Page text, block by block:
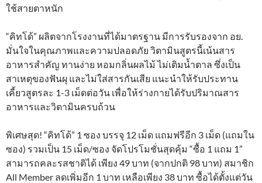
ใช้สายตาหนัก
“คิทโด้” ผลิตจากโรงงานที่ได้มาตรฐาน มีการรับรองจาก อย.
มั่นใจในคุณภาพและความปลอดภัย วิตามินสูตรนี้เน้นสาร
อาหารสำคัญ ทานง่าย หอมกลิ่นผลไม้ ไม่เติมน้ำตาล ซึ่งเป็น
สาเหตุของฟันผุ และไม่ใส่สารกันเสีย แนะนำให้รับประทาน
เคี้ยวสูตรละ 1-3 เม็ดต่อวัน เพื่อให้ร่างกายได้รับปริมาณสาร
อาหารและวิตามินครบถ้วน
พิเศษสุด! “คิทโด้” 1 ซอง บรรจุ 12 เม็ด แถมฟรีอีก 3 เม็ด (แถมใน
ซอง) รวมเป็น 15 เม็ด/ซอง จัดโปรโมชั่นสุดคุ้ม “ซื้อ 1 แถม 1”
สามารถคละรสชาติได้ เพียง 49 บาท (จากปกติ 98 บาท) สมาชิก
All Member ลดเพิ่มอีก 1 บาท เหลือเพียง 38 บาท ซื้อได้ตั้งแต่วัน